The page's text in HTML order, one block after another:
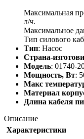
Максимальная
л/ч.
Максимальное
Тип силового
Тип: Насос
Страна-
Модель: 01740-
Мощность, Вт:
Макс
Материал
Длина кабеля
Описание
Характеристики